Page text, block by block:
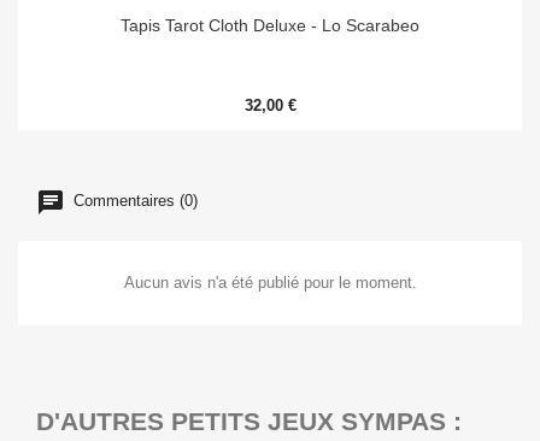
Tapis Tarot Cloth Deluxe - Lo Scarabeo
32,00 €
Commentaires (0)
Aucun avis n'a été publié pour le moment.
D'AUTRES PETITS JEUX SYMPAS :